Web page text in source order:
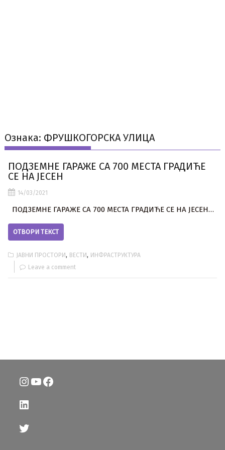
Ознака: ФРУШКОГОРСКА УЛИЦА
ПОДЗЕМНЕ ГАРАЖЕ СА 700 МЕСТА ГРАДИЋЕ
СЕ НА ЈЕСЕН
14/03/2021
ПОДЗЕМНЕ ГАРАЖЕ СА 700 МЕСТА ГРАДИЋЕ СЕ НА ЈЕСЕН…
ОТВОРИ ТЕКСТ
ЈАВНИ ПРОСТОРИ, ВЕСТИ, ИНФРАСТРУКТУРА
Leave a comment
Instagram
YouTube
Facebook
LinkedIn
Twitter